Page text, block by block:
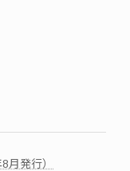
発行）